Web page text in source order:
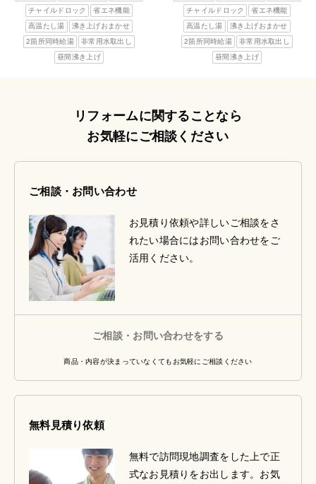
チャイルドロック
省エネ機能
高温たし湯
沸き上げおまかせ
2箇所同時給湯
非常用水取出し
昼間沸き上げ
チャイルドロック
省エネ機能
高温たし湯
沸き上げおまかせ
2箇所同時給湯
非常用水取出し
昼間沸き上げ
リフォームに関することなら
お気軽にご相談ください
ご相談・お問い合わせ
お見積り依頼や詳しいご相談をさ
れたい場合にはお問い合わせをご
活用ください。
ご相談・お問い合わせをする
商品・内容が決まっていなくてもお気軽にご相談ください
無料見積り依頼
無料で訪問現地調査をした上で正
式なお見積りをお出します。お気